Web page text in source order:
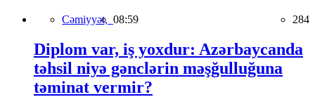
Cəmiyyət, 08:59 284
Diplom var, iş yoxdur: Azərbaycanda
təhsil niyə gənclərin məşğulluğuna
təminat vermir?